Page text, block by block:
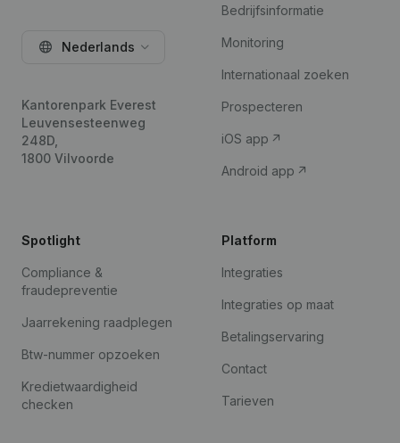
Nederlands
Kantorenpark Everest
Leuvensesteenweg
248D,
1800 Vilvoorde
Bedrijfsinformatie
Monitoring
Internationaal zoeken
Prospecteren
iOS app
Android app
Spotlight
Compliance &
fraudepreventie
Jaarrekening raadplegen
Btw-nummer opzoeken
Kredietwaardigheid
checken
Platform
Integraties
Integraties op maat
Betalingservaring
Contact
Tarieven